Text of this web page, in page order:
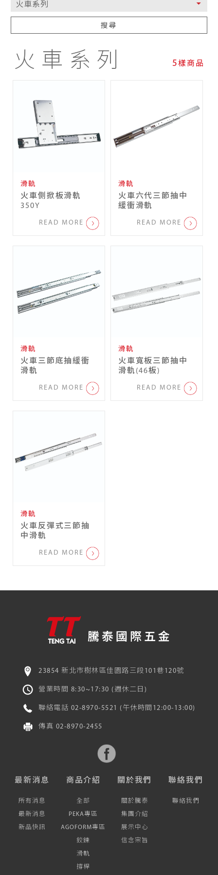
搜尋
火車系列 5樣商品
滑軌
火車側掀板滑軌
350Y
READ MORE
滑軌
火車六代三節抽中
緩衝滑軌
READ MORE
滑軌
火車三節底抽緩衝
滑軌
READ MORE
滑軌
火車寬板三節抽中
滑軌(46板)
READ MORE
滑軌
火車反彈式三節抽
中滑軌
READ MORE
騰泰國際五金
23854 新北市樹林區佳園路三段101巷120號
營業時間 8:30~17:30 (週休二日)
聯絡電話 02-8970-5521 (午休時間12:00-13:00)
傳真 02-8970-2455
最新消息
所有消息
最新消息
新品快訊
商品介紹
全部
PEKA專區
AGOFORM專區
鉸鍊
滑軌
撐桿
關於我們
關於騰泰
集團介紹
展示中心
信念宗旨
聯絡我們
聯絡我們